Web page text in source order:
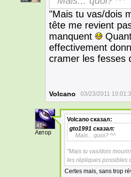
"Mais tu vas/dois
tête me revient
manquent
effectivement
cramer les fesses
Volcano 03/23/2011
41
Автор
Volcano сказал:
gto1991 сказал:
Mais... quoi? ^^
"Mais tu vas/dois
les répliques possibles
Certes mais, sans trop